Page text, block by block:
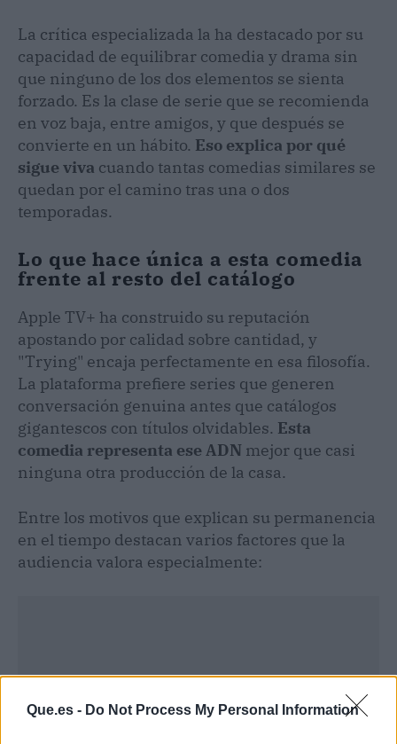
Que.es - Do Not Process My Personal Information
La crítica especializada la ha destacado por su
capacidad de equilibrar comedia y drama sin
que ninguno de los dos elementos se sienta
forzado. Es la clase de serie que se recomienda
en voz baja, entre amigos, y que después se
convierte en un hábito. Eso explica por qué
sigue viva cuando tantas comedias similares se
quedan por el camino tras una o dos
temporadas.
Lo que hace única a esta comedia
frente al resto del catálogo
Apple TV+ ha construido su reputación
apostando por calidad sobre cantidad, y
"Trying" encaja perfectamente en esa filosofía.
La plataforma prefiere series que generen
conversación genuina antes que catálogos
gigantescos con títulos olvidables. Esta
comedia representa ese ADN mejor que casi
ninguna otra producción de la casa.
Entre los motivos que explican su permanencia
en el tiempo destacan varios factores que la
audiencia valora especialmente: